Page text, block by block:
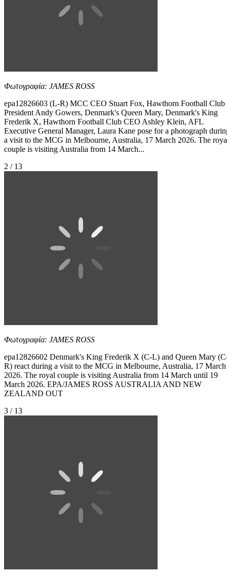
Φωτογραφία: JAMES ROSS
epa12826603 (L-R) MCC CEO Stuart Fox, Hawthorn Football Club
President Andy Gowers, Denmark's Queen Mary, Denmark's King
Frederik X, Hawthorn Football Club CEO Ashley Klein, AFL
Executive General Manager, Laura Kane pose for a photograph
a visit to the MCG in Melbourne, Australia, 17 March 2026. The
couple is visiting Australia from 14 March...
2 / 13
Φωτογραφία: JAMES ROSS
epa12826602 Denmark's King Frederik X (C-L) and Queen Mary
R) react during a visit to the MCG in Melbourne, Australia, 17 March
2026. The royal couple is visiting Australia from 14 March until 19
March 2026. EPA/JAMES ROSS AUSTRALIA AND NEW
ZEALAND OUT
3 / 13